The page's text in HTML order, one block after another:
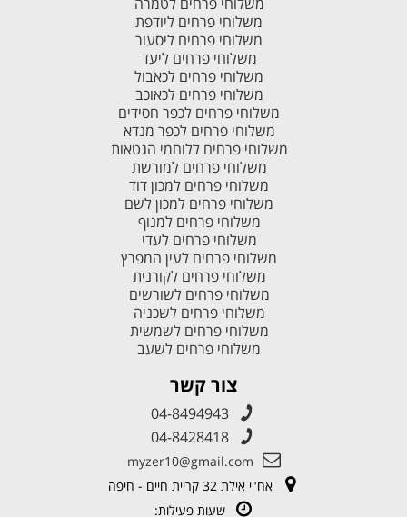
משלוחי פרחים ליודפת
משלוחי פרחים ליסעור
משלוחי פרחים ליעד
משלוחי פרחים לכאבול
משלוחי פרחים לכאוכב
משלוחי פרחים לכפר חסידים
משלוחי פרחים לכפר מנדא
משלוחי פרחים ללוחמי הגטאות
משלוחי פרחים למורשת
משלוחי פרחים למכון דוד
משלוחי פרחים למכון לשם
משלוחי פרחים למנוף
משלוחי פרחים לעדי
משלוחי פרחים לעין המפרץ
משלוחי פרחים לקורנית
משלוחי פרחים לשורשים
משלוחי פרחים לשכניה
משלוחי פרחים לשמשית
משלוחי פרחים לשעב
צור קשר
04-8494943
04-8428418
myzer10@gmail.com
אח"י אילת 32 קריית חיים - חיפה
שעות פעילות: